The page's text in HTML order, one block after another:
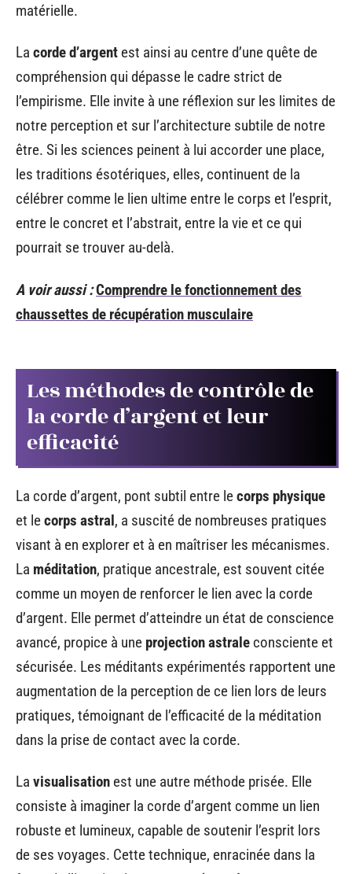
matérielle.
La corde d’argent est ainsi au centre d’une quête de
compréhension qui dépasse le cadre strict de
l’empirisme. Elle invite à une réflexion sur les limites de
notre perception et sur l’architecture subtile de notre
être. Si les sciences peinent à lui accorder une place,
les traditions ésotériques, elles, continuent de la
célébrer comme le lien ultime entre le corps et l’esprit,
entre le concret et l’abstrait, entre la vie et ce qui
pourrait se trouver au-delà.
A voir aussi :Comprendre le fonctionnement des
chaussettes de récupération musculaire
Les méthodes de contrôle de
la corde d’argent et leur
efficacité
La corde d’argent, pont subtil entre lecorps physique
et lecorps astral, a suscité de nombreuses pratiques
visant à en explorer et à en maîtriser les mécanismes.
La méditation, pratique ancestrale, est souvent citée
comme un moyen de renforcer le lien avec la corde
d’argent. Elle permet d’atteindre un état de conscience
avancé, propice à une projection astrale consciente et
sécurisée. Les méditants expérimentés rapportent une
augmentation de la perception de ce lien lors de leurs
pratiques, témoignant de l’efficacité de la méditation
dans la prise de contact avec la corde.
La visualisation est une autre méthode prisée. Elle
consiste à imaginer la corde d’argent comme un lien
robuste et lumineux, capable de soutenir l’esprit lors
de ses voyages. Cette technique, enracinée dans la